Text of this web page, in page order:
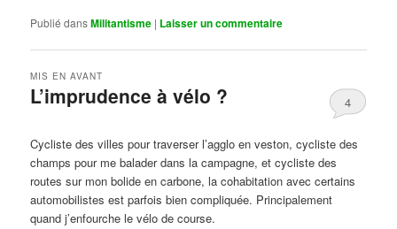
Publié dansMilitantisme | Laisser un commentaire
L’imprudence à vélo ?
MIS EN AVANT
4
Cycliste des villes pour traverser l’agglo en veston, cycliste des
champs pour me balader dans la campagne, et cycliste des
routes sur mon bolide en carbone, la cohabitation avec certains
automobilistes est parfois bien compliquée. Principalement
quand j’enfourche le vélo de course.